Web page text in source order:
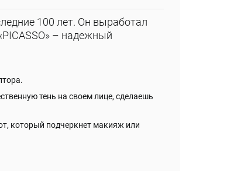
100 лет. Он выработал
– надежный
тень на своем лице, сделаешь
который подчеркнет макияж или